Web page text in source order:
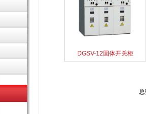
DGSV-12固体开关柜